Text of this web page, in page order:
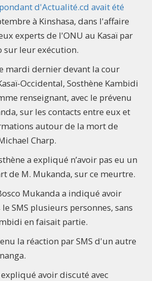
d'Actualité.cd avait été
à Kinshasa, dans l'affaire
experts de l'ONU au Kasaï par
sur leur exécution.
mardi dernier devant la cour
Occidental, Sosthène Kambidi
renseignant, avec le prévenu
sur les contacts entre eux et
autour de la mort de
Charp.
a expliqué n’avoir pas eu un
de M. Mukanda, sur ce meurtre.
Mukanda a indiqué avoir
SMS plusieurs personnes, sans
en faisait partie.
la réaction par SMS d'un autre
avoir discuté avec